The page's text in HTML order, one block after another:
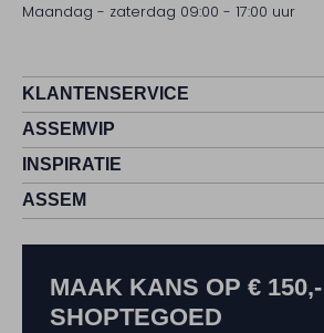
Maandag - zaterdag 09:00 - 17:00 uur
KLANTENSERVICE
ASSEMVIP
INSPIRATIE
ASSEM
MAAK KANS OP € 150,-
SHOPTEGOED